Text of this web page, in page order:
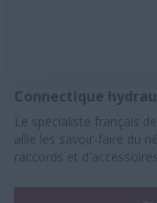
Connectique
Le spécialiste français
allie les savoir-faire du
raccords et